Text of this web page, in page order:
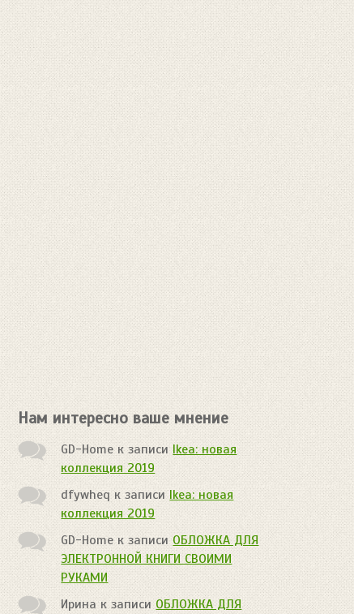
Нам интересно ваше мнение
GD-Homeк записиIkea: новая
коллекция 2019
dfywheq к записиIkea: новая
коллекция 2019
GD-Homeк записиОБЛОЖКА ДЛЯ
ЭЛЕКТРОННОЙ КНИГИ СВОИМИ
РУКАМИ
Иринак записиОБЛОЖКА ДЛЯ